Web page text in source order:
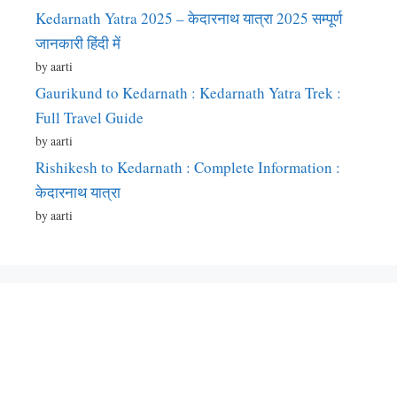
Kedarnath Yatra 2025 – केदारनाथ यात्रा 2025 सम्पूर्ण
जानकारी हिंदी में
by aarti
Gaurikund to Kedarnath : Kedarnath Yatra Trek :
Full Travel Guide
by aarti
Rishikesh to Kedarnath : Complete Information :
केदारनाथ यात्रा
by aarti